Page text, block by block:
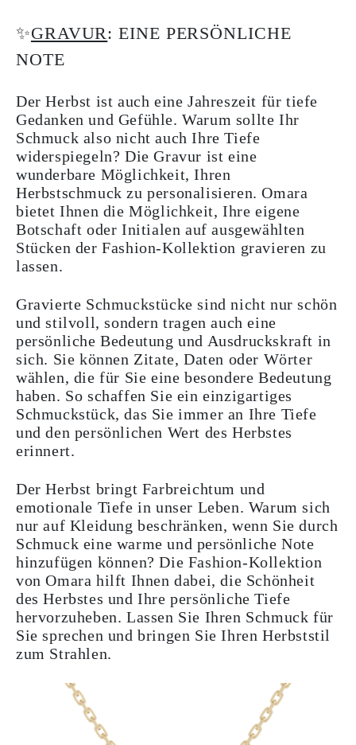
✨GRAVUR: EINE PERSÖNLICHE
NOTE
Der Herbst ist auch eine Jahreszeit für tiefe
Gedanken und Gefühle. Warum sollte Ihr
Schmuck also nicht auch Ihre Tiefe
widerspiegeln? Die Gravur ist eine
wunderbare Möglichkeit, Ihren
Herbstschmuck zu personalisieren. Omara
bietet Ihnen die Möglichkeit, Ihre eigene
Botschaft oder Initialen auf ausgewählten
Stücken der Fashion-Kollektion gravieren zu
lassen.
Gravierte Schmuckstücke sind nicht nur schön
und stilvoll, sondern tragen auch eine
persönliche Bedeutung und Ausdruckskraft in
sich. Sie können Zitate, Daten oder Wörter
wählen, die für Sie eine besondere Bedeutung
haben. So schaffen Sie ein einzigartiges
Schmuckstück, das Sie immer an Ihre Tiefe
und den persönlichen Wert des Herbstes
erinnert.
Der Herbst bringt Farbreichtum und
emotionale Tiefe in unser Leben. Warum sich
nur auf Kleidung beschränken, wenn Sie durch
Schmuck eine warme und persönliche Note
hinzufügen können? Die Fashion-Kollektion
von Omara hilft Ihnen dabei, die Schönheit
des Herbstes und Ihre persönliche Tiefe
hervorzuheben. Lassen Sie Ihren Schmuck für
Sie sprechen und bringen Sie Ihren Herbststil
zum Strahlen.